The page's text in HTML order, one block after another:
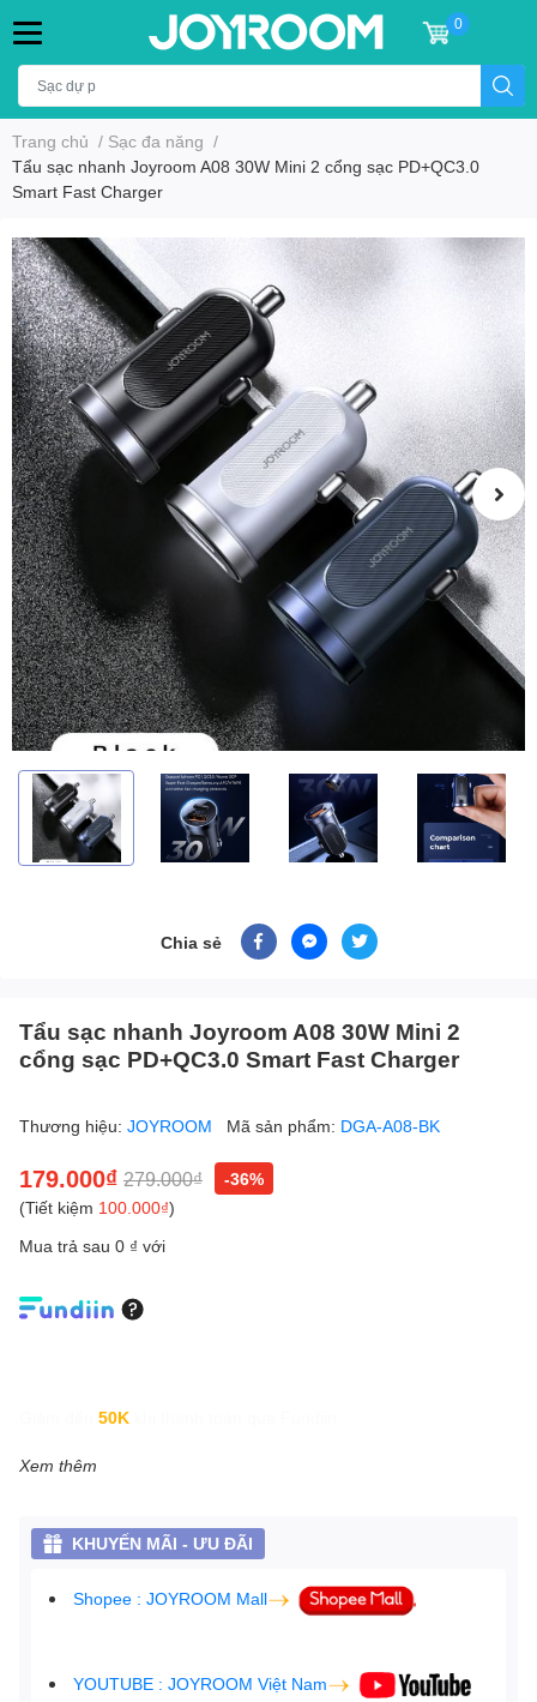
0
Trang chủ / Sạc đa năng /
Tẩu sạc nhanh Joyroom A08 30W Mini 2 cổng sạc PD+QC3.0
Smart Fast Charger
Chia sẻ
Tẩu sạc nhanh Joyroom A08 30W Mini 2
cổng sạc PD+QC3.0 Smart Fast Charger
Thương hiệu: JOYROOM Mã sản phẩm: DGA-A08-BK
179.000₫ 279.000₫
-36%
(Tiết kiệm 100.000₫)
Mua trả sau 0 ₫ với
50K
Xem thêm
KHUYẾN MÃI - ƯU ĐÃI
Shopee : JOYROOM Mall
YOUTUBE : JOYROOM Việt Nam